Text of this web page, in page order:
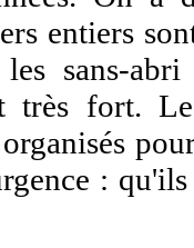
entiers
sans-
très fort.
: